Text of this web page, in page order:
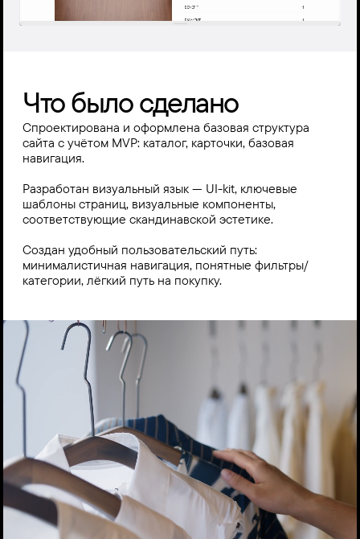
Что было сделано
Спроектирована и оформлена базовая структура
сайта с учётом MVP: каталог, карточки, базовая
навигация.
Разработан визуальный язык — UI-kit, ключевые
шаблоны страниц, визуальные компоненты,
соответствующие скандинавской эстетике.
Создан удобный пользовательский путь:
минималистичная навигация, понятные фильтры/
категории, лёгкий путь на покупку.